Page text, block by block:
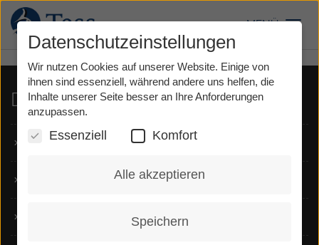
Direkt
zum
Inhalt
MENÜ
Aufgrund Ihrer Privatsphäreneinstellungen kann dieser Inhalt
nicht eingebettet werden.
Dienste
TeSign
Datenschutzeinstellungen
Wir nutzen Cookies auf unserer Website. Einige von
ihnen sind essenziell, während andere uns helfen, die
Inhalte unserer Seite besser an Ihre Anforderungen
anzupassen.
Essenziell Komfort
Alle akzeptieren
Speichern